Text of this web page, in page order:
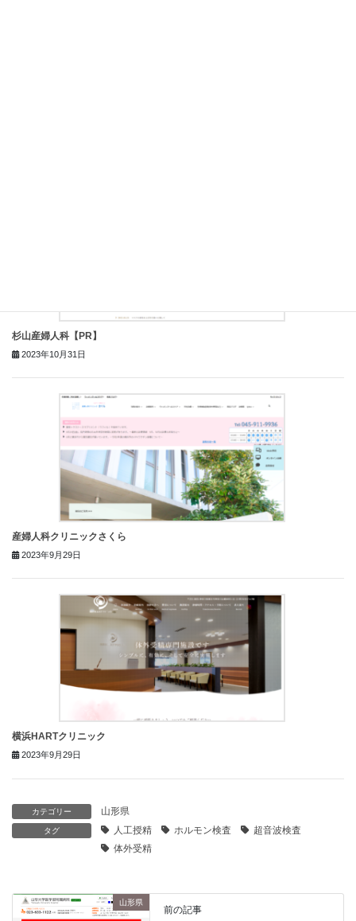
杉山産婦人科【PR】
2023年10月31日
産婦人科クリニックさくら
2023年9月29日
横浜HARTクリニック
2023年9月29日
カテゴリー 山形県
タグ 人工授精 ホルモン検査
超音波検査
体外受精
山形県
前の記事